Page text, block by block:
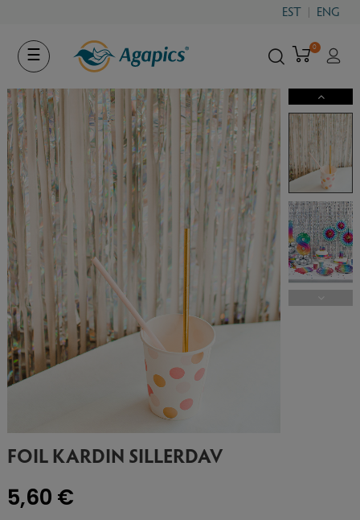
EST ENG
Toggle
navigation
☰
0
FOIL KARDIN SILLERDAV
5,60 €